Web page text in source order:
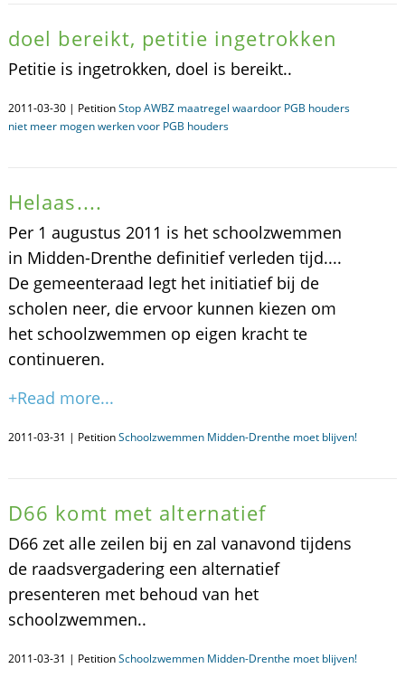
doel bereikt, petitie ingetrokken
Petitie is ingetrokken, doel is bereikt..
2011-03-30 | PetitionStop AWBZ maatregel waardoor PGB houders
niet meer mogen werken voor PGB houders
Helaas....
Per 1 augustus 2011 is het schoolzwemmen
in Midden-Drenthe definitief verleden tijd....
De gemeenteraad legt het initiatief bij de
scholen neer, die ervoor kunnen kiezen om
het schoolzwemmen op eigen kracht te
continueren.
+Read more...
2011-03-31 | PetitionSchoolzwemmen Midden-Drenthe moet blijven!
D66 komt met alternatief
D66 zet alle zeilen bij en zal vanavond tijdens
de raadsvergadering een alternatief
presenteren met behoud van het
schoolzwemmen..
2011-03-31 | PetitionSchoolzwemmen Midden-Drenthe moet blijven!